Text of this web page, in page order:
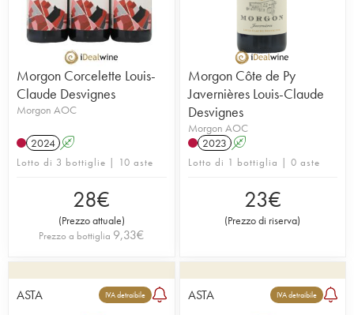
Morgon Corcelette Louis-
Claude Desvignes
Morgon AOC
2024 A
Lotto di 3 bottiglie | 10 aste
28€
(Prezzo attuale)
Prezzo a bottiglia 9,33€
Morgon Côte de Py
Javernières Louis-Claude
Desvignes
Morgon AOC
2023 A
Lotto di 1 bottiglia | 0 aste
23€
(Prezzo di riserva)
ASTA IVA detraibile ASTA IVA detraibile